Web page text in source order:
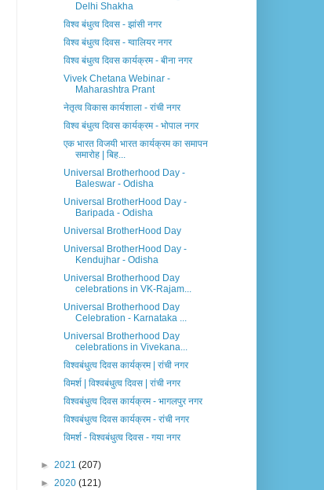
Delhi Shakha
विश्व बंधुत्व दिवस - झांसी नगर
विश्व बंधुत्व दिवस - ग्वालियर नगर
विश्व बंधुत्व दिवस कार्यक्रम - बीना नगर
Vivek Chetana Webinar -
Maharashtra Prant
नेतृत्व विकास कार्यशाला - रांची नगर
विश्व बंधुत्व दिवस कार्यक्रम - भोपाल नगर
एक भारत विजयी भारत कार्यक्रम का समापन
समारोह | बिह...
Universal Brotherhood Day -
Baleswar - Odisha
Universal BrotherHood Day -
Baripada - Odisha
Universal BrotherHood Day
Universal BrotherHood Day -
Kendujhar - Odisha
Universal Brotherhood Day
celebrations in VK-Rajam...
Universal Brotherhood Day
Celebration - Karnataka ...
Universal Brotherhood Day
celebrations in Vivekana...
विश्वबंधुत्व दिवस कार्यक्रम | रांची नगर
विमर्श | विश्वबंधुत्व दिवस | रांची नगर
विश्वबंधुत्व दिवस कार्यक्रम - भागलपुर नगर
विश्वबंधुत्व दिवस कार्यक्रम - रांची नगर
विमर्श - विश्वबंधुत्व दिवस - गया नगर
► 2021 (207)
► 2020 (121)